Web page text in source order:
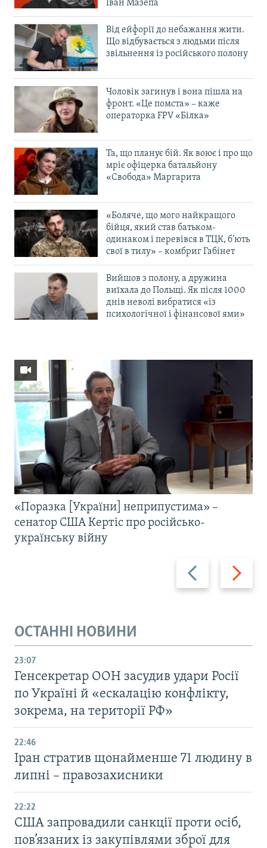
Іван Мазепа
Від ейфорії до небажання жити.
Що відбувається з людьми після
звільнення із російського полону
Чоловік загинув і вона пішла на
фронт. «Це помста» – каже
операторка FPV «Білка»
Та, що планує бій. Як воює і про що
мріє офіцерка батальйону
«Свобода» Маргарита
«Боляче, що мого найкращого
бійця, який став батьком-
одинаком і перевівся в ТЦК, б’ють
свої в тилу» – комбриг Габінет
Вийшов з полону, а дружина
виїхала до Польщі. Як після 1000
днів неволі вибратися «із
психологічної і фінансової ями»
Назад Вперед
«Поразка [України] неприпустима» –
сенатор США Кертіс про російсько-
українську війну
ОСТАННІ НОВИНИ
23:07
Генсекретар ООН засудив удари Росії
по Україні й «ескалацію конфлікту,
зокрема, на території РФ»
22:46
Іран стратив щонайменше 71 людину в
липні – правозахисники
22:22
США запровадили санкції проти осіб,
пов’язаних із закупівлями зброї для